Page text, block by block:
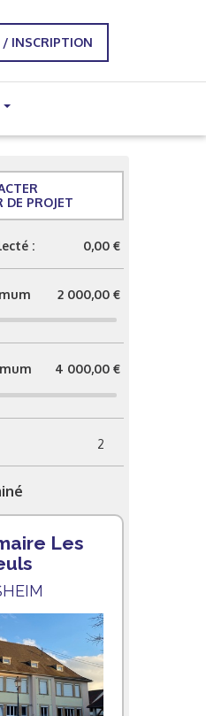
/ INSCRIPTION
DE PROJET
: 0,00 €
2 000,00 €
4 000,00 €
2
Les